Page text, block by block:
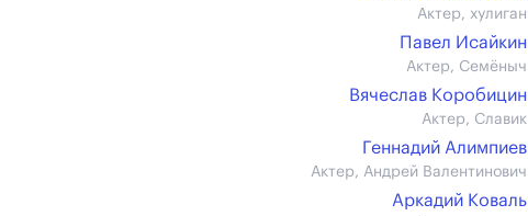
Актер, хулиган
Павел Исайкин
Актер, Семёныч
Вячеслав Коробицин
Актер, Славик
Геннадий Алимпиев
Актер, Андрей Валентинович
Аркадий Коваль